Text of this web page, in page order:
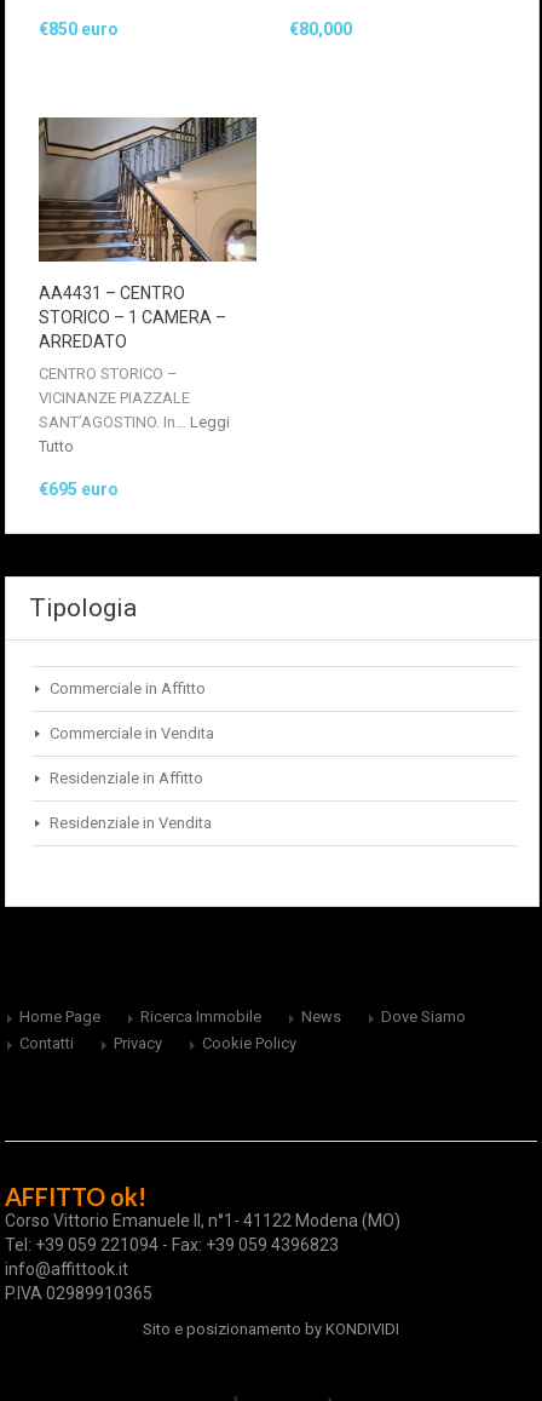
€850 euro €80,000
AA4431 – CENTRO
STORICO – 1 CAMERA –
ARREDATO
CENTRO STORICO –
VICINANZE PIAZZALE
SANT’AGOSTINO. In… Leggi
Tutto
€695 euro
Tipologia
Commerciale in Affitto
Commerciale in Vendita
Residenziale in Affitto
Residenziale in Vendita
Home Page Ricerca Immobile News
Dove Siamo
Contatti
Privacy Cookie Policy
AFFITTO ok!
Corso Vittorio Emanuele II, n°1- 41122 Modena (MO)
Tel: +39 059 221094 - Fax: +39 059 4396823
info@affittook.it
P.IVA 02989910365
Sito e posizionamento by KONDIVIDI